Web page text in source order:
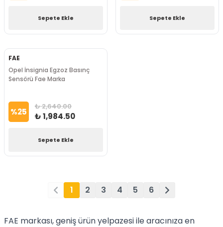
Sepete Ekle Sepete Ekle
FAE
Opel İnsignia Egzoz Basınç
Sensörü Fae Marka
%25 ₺ 2,640.00
₺ 1,984.50
Sepete Ekle
1 2 3 4 5 6
FAE markası, geniş ürün yelpazesi ile aracınıza en